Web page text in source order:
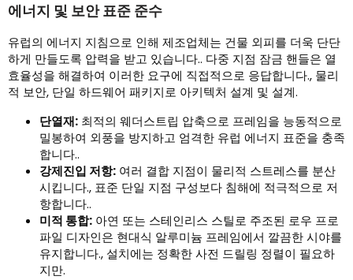
에너지 및 보안 표준 준수
유럽의 에너지 지침으로 인해 제조업체는 건물 외피를 더욱 단단
하게 만들도록 압력을 받고 있습니다.. 다중 지점 잠금 핸들은 열
효율성을 해결하여 이러한 요구에 직접적으로 응답합니다., 물리
적 보안, 단일 하드웨어 패키지로 아키텍처 설계 및 설계.
단열재: 최적의 웨더스트립 압축으로 프레임을 능동적으로
밀봉하여 외풍을 방지하고 엄격한 유럽 에너지 표준을 충족
합니다..
강제진입 저항: 여러 결합 지점이 물리적 스트레스를 분산
시킵니다., 표준 단일 지점 구성보다 침해에 적극적으로 저
항합니다..
미적 통합: 아연 또는 스테인리스 스틸로 주조된 로우 프로
파일 디자인은 현대식 알루미늄 프레임에서 깔끔한 시야를
유지합니다., 설치에는 정확한 사전 드릴링 정렬이 필요하
지만.